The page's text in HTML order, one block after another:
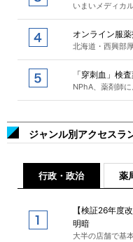
いまいメディカ
オンライン服
北海道・西興部
「穿刺血」検
NPhA、薬剤師
ジャンル別アクセスラ
行政・政治 薬
【検証26年度
明暗
大半の店舗で基